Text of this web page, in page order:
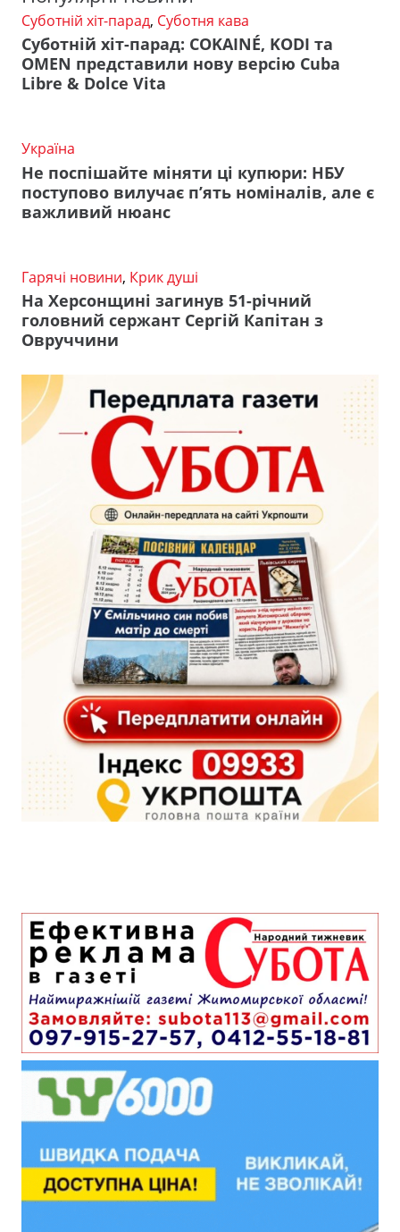
Суботній хіт-парад, Суботня кава
Суботній хіт-парад: COKAINÉ, KODI та
OMEN представили нову версію Cuba
Libre & Dolce Vita
Україна
Не поспішайте міняти ці купюри: НБУ
поступово вилучає п’ять номіналів, але є
важливий нюанс
Гарячі новини, Крик душі
На Херсонщині загинув 51-річний
головний сержант Сергій Капітан з
Овруччини